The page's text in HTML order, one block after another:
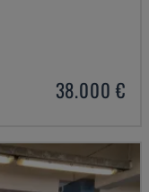
38.000 €